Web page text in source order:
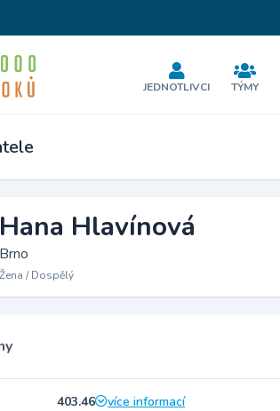
JEDNOTLIVCI TÝMY
Hana Hlavínová
Brno
Žena / Dospělý
403.46
více informací